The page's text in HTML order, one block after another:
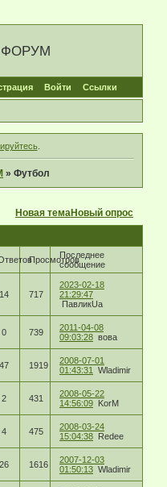
ФОРУМ
Войти Ссылки
.
»Футбол
Новая темаНовый опрос
ПросмотровПоследнее
сообщение
14 717
2023-02-18
21:29:47
ПавликUa
0 739
2011-04-08
09:03:28 вова
47 1919
2008-07-01
01:43:31
Wladimir
2 431
2008-05-22
14:56:09 KorM
4 475
2008-03-24
15:04:38 Redee
26 1616
2007-12-03
01:50:13 Wladimir